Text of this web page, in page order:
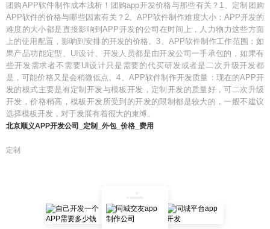
团购APP软件制作成本浅析！团购app开发价格与那些有关？1、定制团购
APP软件的价格与哪些因素有关？2、APP软件制作难度大小：APP开发的
难度的大小都是直接影响到APP开发的公司在时间上，人力物力这些方面
上的使用配置，影响到安排的开发的价格。3、APP软件制作工作范围：如
果产品功能定型、UI设计、开发人员都是由开发公司一手承包的，如果有
些开发需求者不需要UI设计只是需要的代买研发或者是二次升级开发都
是，可能价格又是会稍微低点。4、APP软件制作开发质量：现在的APP开
发的模式主要是有定制开发与模板开发，定制开发的质量好，可二次升级
开发，价格稍高，模板开发所受到的开发的限制都是较大的，一般不建议
选择模板开发，对于发展有着很大的束缚。
北京顺义APP开发公司_定制_外包_价格_费用
定制